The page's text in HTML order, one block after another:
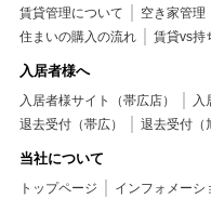
賃貸管理について 空き家管理
住まいの購入の流れ
賃貸vs持
入居者様へ
入居者様サイト（帯広店）
入
退去受付（帯広）
退去受付（
当社について
トップページ インフォメーシ